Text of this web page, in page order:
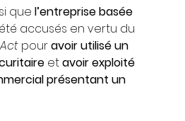
que l’entreprise basée
accusés en vertu du
pour avoir utilisé un
et avoir exploité
présentant un